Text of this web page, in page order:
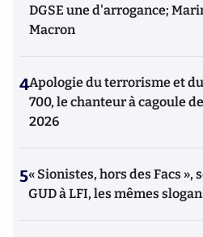
DGSE une d'arrogance;
Macron
4Apologie du terrorisme et
700, le chanteur à cagoule
2026
5« Sionistes, hors des Facs »,
GUD à LFI, les mêmes